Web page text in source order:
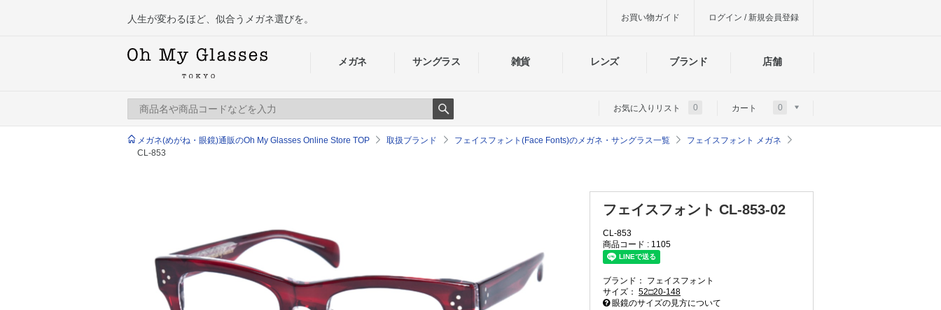
メガネ サングラス 雑貨 レンズ ブランド 店舗
人生が変わるほど、似合うメガネ選びを。 お買い物ガイド ログイン / 新規会員登録
Search
お気に入りリスト 0 カート 0
メガネ(めがね・眼鏡)通販のOh My Glasses Online Store TOP 取扱ブランド フェイスフォント(Face Fonts)のメガネ・サングラス一覧
フェイスフォント メガネ
CL-853
フェイスフォント CL-853-02
CL-853
商品コード : 1105
ブランド： フェイスフォント
サイズ： 52□20-148
眼鏡のサイズの見方について